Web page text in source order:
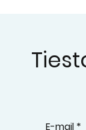
E-mail *